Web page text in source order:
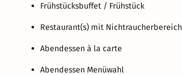
Frühstücksbuffet / Frühstück
Restaurant(s) mit Nichtraucherbereich
Abendessen à la carte
Abendessen Menüwahl